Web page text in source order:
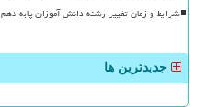
شرایط و زمان تغییر رشته دانش آموزان پایه دهم
جدیدترین ها